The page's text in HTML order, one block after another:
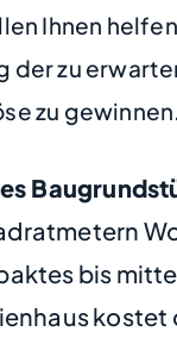
Ihnen
der zu
zu gewinnen.
bis
kostet